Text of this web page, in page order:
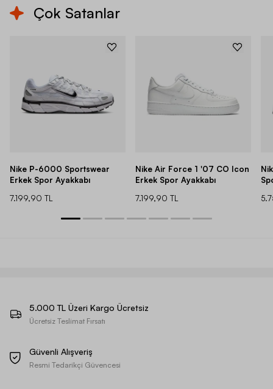
Çok Satanlar
Nike P-6000 Sportswear
Erkek Spor Ayakkabı
7.199,90 TL
Nike Air Force 1 '07 CO Icon
Erkek Spor Ayakkabı
7.199,90 TL
5.000 TL Üzeri Kargo Ücretsiz
Ücretsiz Teslimat Fırsatı
Güvenli Alışveriş
Resmi Tedarikçi Güvencesi